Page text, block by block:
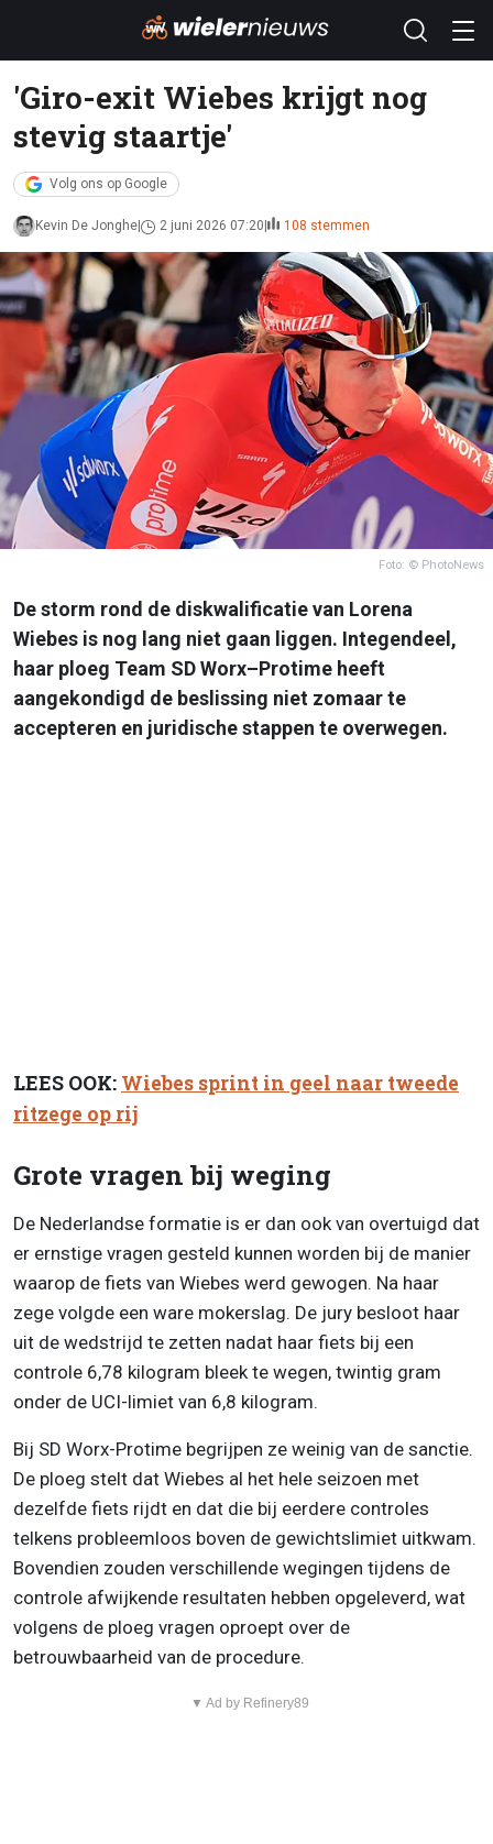
'Giro-exit Wiebes krijgt nog
stevig staartje'
Volg ons op Google
Kevin De Jonghe 2 juni 2026 07:20 108 stemmen
Foto: © PhotoNews
De storm rond de diskwalificatie van Lorena
Wiebes is nog lang niet gaan liggen. Integendeel,
haar ploeg Team SD Worx–Protime heeft
aangekondigd de beslissing niet zomaar te
accepteren en juridische stappen te overwegen.
LEES OOK: Wiebes sprint in geel naar tweede
ritzege op rij
Grote vragen bij weging
De Nederlandse formatie is er dan ook van overtuigd dat
er ernstige vragen gesteld kunnen worden bij de manier
waarop de fiets van Wiebes werd gewogen. Na haar
zege volgde een ware mokerslag. De jury besloot haar
uit de wedstrijd te zetten nadat haar fiets bij een
controle 6,78 kilogram bleek te wegen, twintig gram
onder de UCI-limiet van 6,8 kilogram.
Bij SD Worx-Protime begrijpen ze weinig van de sanctie.
De ploeg stelt dat Wiebes al het hele seizoen met
dezelfde fiets rijdt en dat die bij eerdere controles
telkens probleemloos boven de gewichtslimiet uitkwam.
Bovendien zouden verschillende wegingen tijdens de
controle afwijkende resultaten hebben opgeleverd, wat
volgens de ploeg vragen oproept over de
betrouwbaarheid van de procedure.
▼ Ad by Refinery89